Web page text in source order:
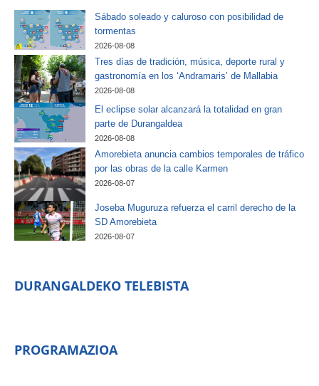
Sábado soleado y caluroso con posibilidad de
tormentas
2026-08-08
Tres días de tradición, música, deporte rural y
gastronomía en los ‘Andramaris’ de Mallabia
2026-08-08
El eclipse solar alcanzará la totalidad en gran
parte de Durangaldea
2026-08-08
Amorebieta anuncia cambios temporales de tráfico
por las obras de la calle Karmen
2026-08-07
Joseba Muguruza refuerza el carril derecho de la
SD Amorebieta
2026-08-07
DURANGALDEKO TELEBISTA
PROGRAMAZIOA